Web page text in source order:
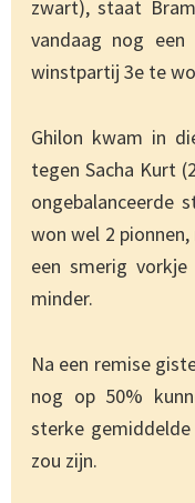
zwart), staat
vandaag nog
winstpartij 3e te
Ghilon kwam in
tegen Sacha Kurt
ongebalanceerde
won wel 2
een smerig
minder.
Na een remise
nog op 50%
sterke
zou zijn.